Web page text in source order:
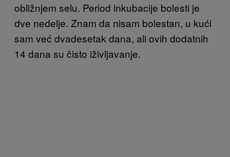
obližnjem selu. Period inkubacije bolesti je
dve nedelje. Znam da nisam bolestan, u kući
sam već dvadesetak dana, ali ovih dodatnih
14 dana su čisto iživljavanje.